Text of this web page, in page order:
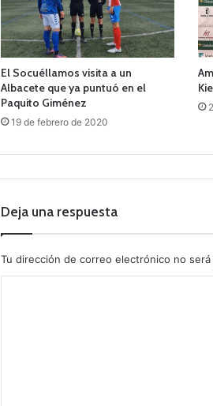
El Socuéllamos visita a un
Albacete que ya puntuó en el
Paquito Giménez
19 de febrero de 2020
Deja una respuesta
Tu dirección de correo electrónico no será